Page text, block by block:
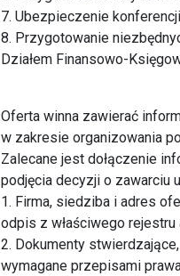
7. Ubezpieczenie
8. Przygotowanie
Działem Finansowo-
Oferta winna zawierać
w zakresie organizowania
Zalecane jest dołączenie
podjęcia decyzji o zawarciu
1. Firma, siedziba i adres
odpis z właściwego
2. Dokumenty
wymagane przepisami